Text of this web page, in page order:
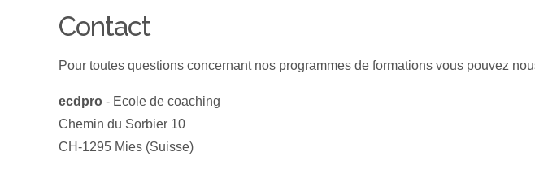
Contact
Pour toutes questions concernant nos programmes de formations vous pouvez
ecdpro - Ecole de coaching
Chemin du Sorbier 10
CH-1295 Mies (Suisse)